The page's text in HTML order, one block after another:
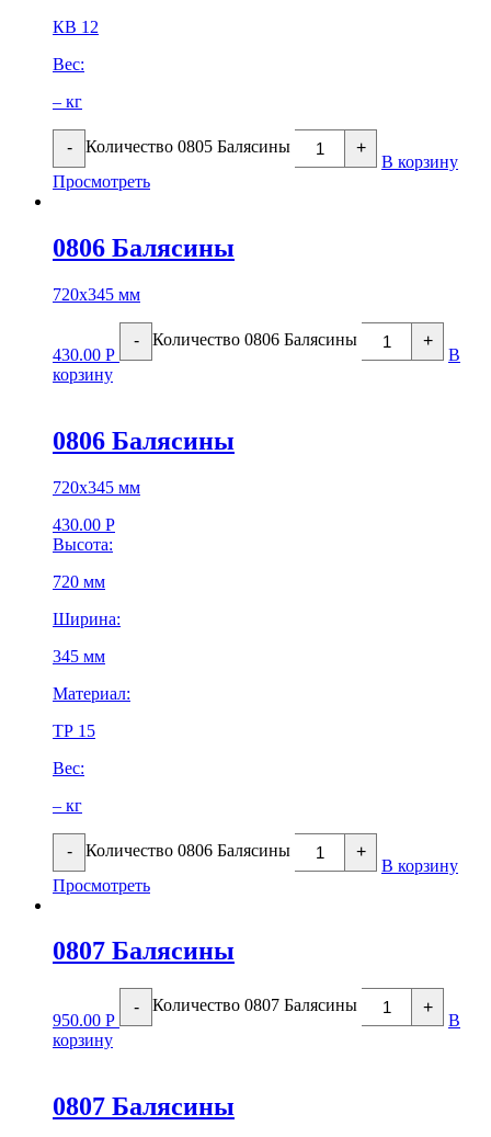
КВ 12
Вес:
– кг
- Количество 0805 Балясины +
В корзину
Просмотреть
0806 Балясины
720х345 мм
430.00 Р
- Количество 0806 Балясины +
В
корзину
0806 Балясины
720х345 мм
430.00 Р
Высота:
720 мм
Ширина:
345 мм
Материал:
ТР 15
Вес:
– кг
- Количество 0806 Балясины +
В корзину
Просмотреть
0807 Балясины
950.00 Р
- Количество 0807 Балясины +
В
корзину
0807 Балясины